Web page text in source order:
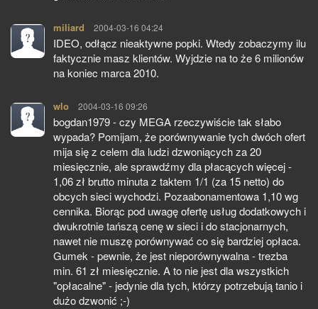
miliard pisze:
2004-03-16 04:24
IDEO, odłącz nieaktywne popki. Wtedy zobaczymy ilu
faktycznie masz klientów. Wyjdzie na to że 6 milionów
na koniec marca 2010.
wlo pisze:
2004-03-16 09:26
bogdan1979 - czy MEGA rzeczywiście tak słabo
wypada? Pomijam, że porównywanie tych dwóch ofert
mija się z celem dla ludzi dzwoniących za 20
miesięcznie, ale sprawdźmy dla płacących więcej -
1,06 zł brutto minuta z taktem 1/1 (za 15 netto) do
obcych sieci wychodzi. Pozaabonamentowa 1,10 wg
cennika. Biorąc pod uwagę ofertę usług dodatkowych i
dwukrotnie tańszą cenę w sieci i do stacjonarnych,
nawet nie muszę porównywać co się bardziej opłaca.
Gumek - pewnie, że jest nieporównywalna - trezba
min. 61 zł miesięcznie. A to nie jest dla wszystkich
"opłacalne" - jedynie dla tych, którzy potrzebują tanio i
dużo dzwonić ;-)